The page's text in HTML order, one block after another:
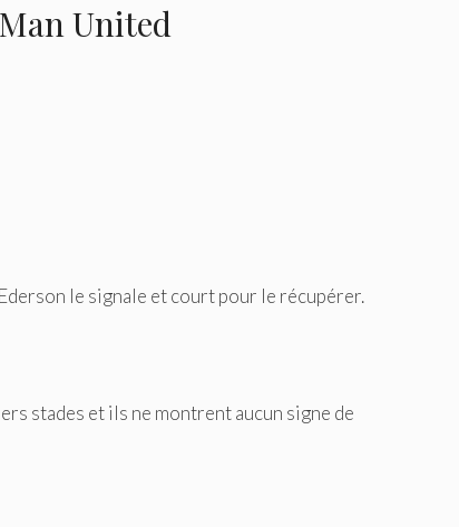
United
le signale et court pour le récupérer.
stades et ils ne montrent aucun signe de